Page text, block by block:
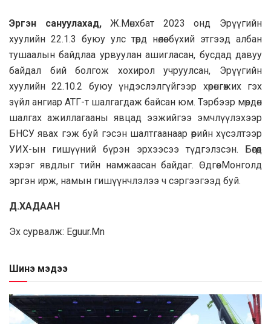
Эргэн сануулахад,Ж.Мөнхбат 2023 онд Эрүүгийн
хуулийн 22.1.3 буюу улс төрд нөлөө бүхий этгээд албан
тушаалын байдлаа урвуулан ашигласан, бусдад давуу
байдал бий болгож хохирол учруулсан, Эрүүгийн
хуулийн 22.10.2 буюу үндэслэлгүйгээр хөрөнгөжих гэх
зүйл ангиар АТГ-т шалгагдаж байсан юм. Тэрбээр мөрдөн
шалгах ажиллагааны явцад ээжийгээ эмчлүүлэхээр
БНСУ явах гэж буй гэсэн шалтгаанаар өөрийн хүсэлтээр
УИХ-ын гишүүний бүрэн эрхээсээ түдгэлзсэн. Бөгөөд
хэрэг явдлыг тийн намжаасан байдаг. Өдгөө Монголд
эргэн ирж, намын гишүүнчлэлээ ч сэргээгээд буй.
Д.ХАДААН
Эх сурвалж: Eguur.Mn
Шинэ мэдээ